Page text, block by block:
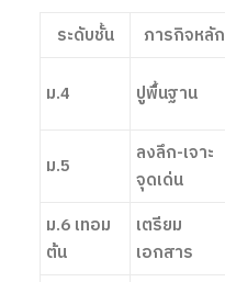
ระดับชั้น ภารกิจหลัก
ม.4 ปูพื้นฐาน
ม.5
ลงลึก-เจาะ
จุดเด่น
ม.6 เทอม
ต้น
เตรียม
เอกสาร